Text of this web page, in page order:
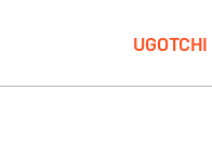
UGOTCHI